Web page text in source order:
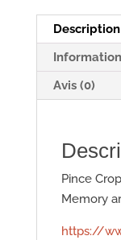
Description
Avis (0)
Pince
Memory
https://